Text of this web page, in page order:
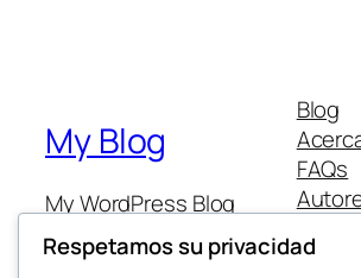
My Blog
My WordPress Blog
Blog
FAQs
Respetamos su privacidad